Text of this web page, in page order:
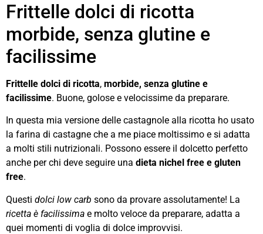
Frittelle dolci di ricotta
morbide, senza glutine e
facilissime
Frittelle dolci di ricotta, morbide, senza glutine e
facilissime. Buone, golose e velocissime da preparare.
In questa mia versione delle castagnole alla ricotta ho usato
la farina di castagne che a me piace moltissimo e si adatta
a molti stili nutrizionali. Possono essere il dolcetto perfetto
anche per chi deve seguire una dieta nichel free e gluten
free.
Questi dolci low carb sono da provare assolutamente! La
ricetta è facilissima e molto veloce da preparare, adatta a
quei momenti di voglia di dolce improvvisi.